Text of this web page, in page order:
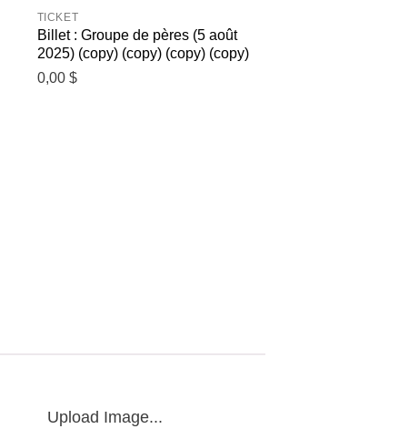
TICKET
Billet : Groupe de pères (5 août
2025) (copy) (copy) (copy) (copy)
0,00 $
Upload Image...